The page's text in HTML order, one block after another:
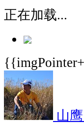
正在加载...
山鹰